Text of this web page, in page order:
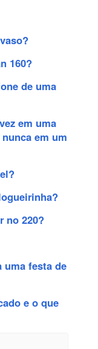
160?
de uma
em uma
em um
no 220?
uma festa de
e o que